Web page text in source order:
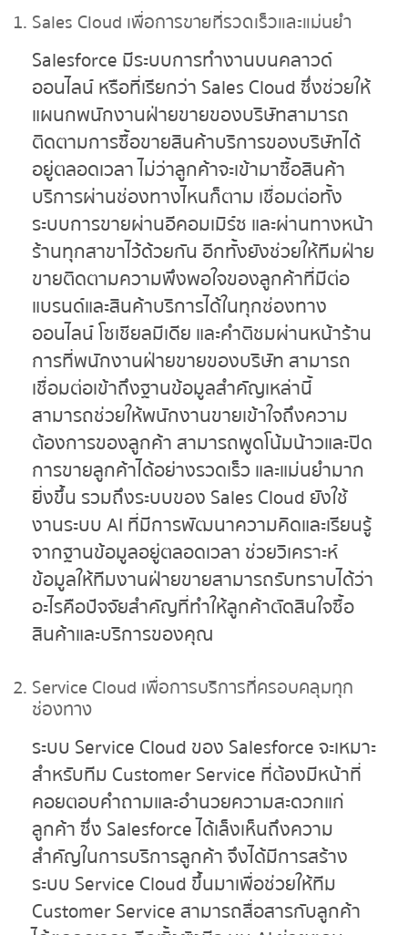
Sales Cloud เพื่อการขายที่รวดเร็วและแม่นยำ
Salesforce มีระบบการทำงานบนคลาวด์
ออนไลน์ หรือที่เรียกว่า Sales Cloud ซึ่งช่วยให้
แผนกพนักงานฝ่ายขายของบริษัทสามารถ
ติดตามการซื้อขายสินค้าบริการของบริษัทได้
อยู่ตลอดเวลา ไม่ว่าลูกค้าจะเข้ามาซื้อสินค้า
บริการผ่านช่องทางไหนก็ตาม เชื่อมต่อทั้ง
ระบบการขายผ่านอีคอมเมิร์ซ และผ่านทางหน้า
ร้านทุกสาขาไว้ด้วยกัน อีกทั้งยังช่วยให้ทีมฝ่าย
ขายติดตามความพึงพอใจของลูกค้าที่มีต่อ
แบรนด์และสินค้าบริการได้ในทุกช่องทาง
ออนไลน์ โซเชียลมีเดีย และคำติชมผ่านหน้าร้าน
การที่พนักงานฝ่ายขายของบริษัท สามารถ
เชื่อมต่อเข้าถึงฐานข้อมูลสำคัญเหล่านี้
สามารถช่วยให้พนักงานขายเข้าใจถึงความ
ต้องการของลูกค้า สามารถพูดโน้มน้าวและปิด
การขายลูกค้าได้อย่างรวดเร็ว และแม่นยำมาก
ยิ่งขึ้น รวมถึงระบบของ Sales Cloud ยังใช้
งานระบบ AI ที่มีการพัฒนาความคิดและเรียนรู้
จากฐานข้อมูลอยู่ตลอดเวลา ช่วยวิเคราะห์
ข้อมูลให้ทีมงานฝ่ายขายสามารถรับทราบได้ว่า
อะไรคือปัจจัยสำคัญที่ทำให้ลูกค้าตัดสินใจซื้อ
สินค้าและบริการของคุณ
Service Cloud เพื่อการบริการที่ครอบคลุมทุก
ช่องทาง
ระบบ Service Cloud ของ Salesforce จะเหมาะ
สำหรับทีม Customer Service ที่ต้องมีหน้าที่
คอยตอบคำถามและอำนวยความสะดวกแก่
ลูกค้า ซึ่ง Salesforce ได้เล็งเห็นถึงความ
สำคัญในการบริการลูกค้า จึงได้มีการสร้าง
ระบบ Service Cloud ขึ้นมาเพื่อช่วยให้ทีม
Customer Service สามารถสื่อสารกับลูกค้า